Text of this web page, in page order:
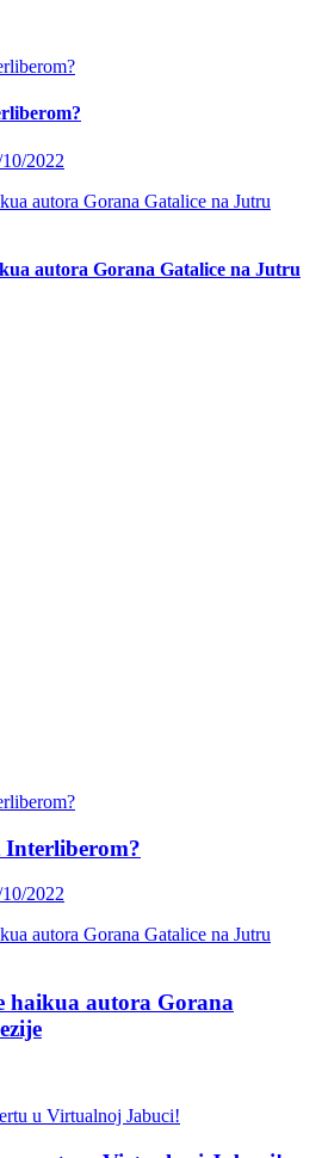
2022
autora Gorana Gatalice na Jutru
Interliberom?
2022
haikua autora Gorana